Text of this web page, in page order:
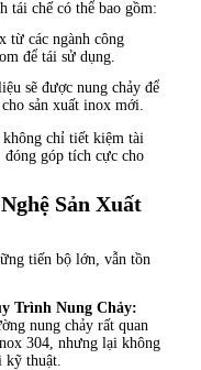
tái chế có thể bao gồm:
từ các ngành công
để tái sử dụng.
sẽ được nung chảy để
sản xuất inox mới.
không chỉ tiết kiệm tài
đóng góp tích cực cho
Sản Xuất
tiến bộ lớn, vẫn tồn
Trình Nung Chảy:
nung chảy rất quan
304, nhưng lại không
kỹ thuật.